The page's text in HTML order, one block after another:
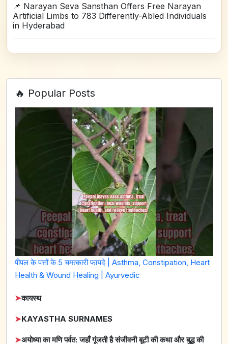
📌 Narayan Seva Sansthan Offers Free Narayan
Artificial Limbs to 783 Differently-Abled Individuals
in Hyderabad
🔥 Popular Posts
पीपल के पत्तों के 5 चमत्कारी फायदे | Asthma, Constipation, Heart
Health & Wound Healing | Ayurvedic
➤कायस्थ
➤KAYASTHA SURNAMES
➤अयोध्या का मणि पर्वत: जहाँ गूंजती है संजीवनी बूटी की कथा और बुद्ध की